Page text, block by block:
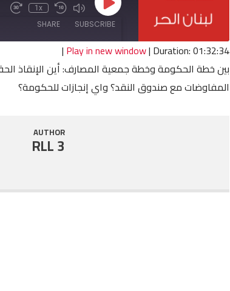
Play
Episode
Mute/Unmute
Episode
Rewind
10
1x
Fast
SUBSCRIBE
SHARE
RSS FEED
SHARE
LINK
| Play in new window| Duration: 01:32:34
بين خطة الحكومة وخطة جمعية المصارف: أين الإنقاذ
المفاوضات مع صندوق النقد؟ واي إنجازات للحكومة؟
AUTHOR
RLL 3